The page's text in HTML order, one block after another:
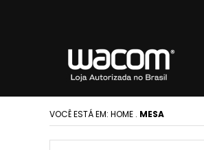
VOCÊ ESTÁ EM: HOME . MESA